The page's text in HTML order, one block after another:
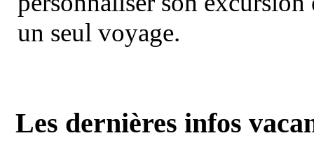
un seul voyage.
Les dernières infos